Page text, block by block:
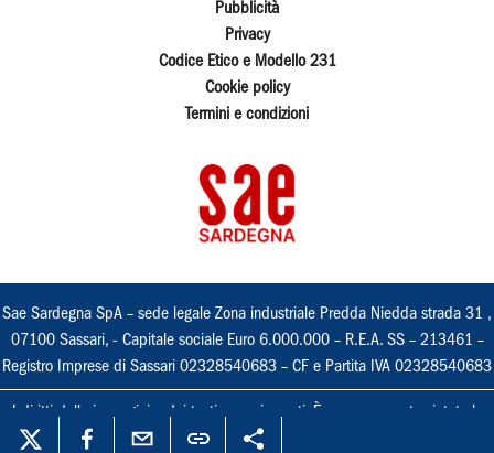
Pubblicità
Privacy
Codice Etico e Modello 231
Cookie policy
Termini e condizioni
Sae Sardegna SpA – sede legale Zona industriale Predda Niedda strada 31 ,
07100 Sassari, - Capitale sociale Euro 6.000.000 – R.E.A. SS – 213461 –
Registro Imprese di Sassari 02328540683 – CF e Partita IVA 02328540683
I diritti delle immagini e dei testi sono riservati. È espressamente vietata la
loro riproduzione con qualsiasi mezzo e l'adattamento totale o parziale.